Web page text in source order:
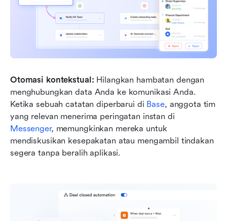
Otomasi kontekstual: Hilangkan hambatan dengan
menghubungkan data Anda ke komunikasi Anda.
Ketika sebuah catatan diperbarui di Base, anggota tim
Messenger, memungkinkan mereka untuk
mendiskusikan kesepakatan atau mengambil tindakan
segera tanpa beralih aplikasi.